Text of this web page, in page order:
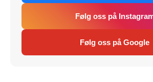
Følg oss på
Følg oss på Google